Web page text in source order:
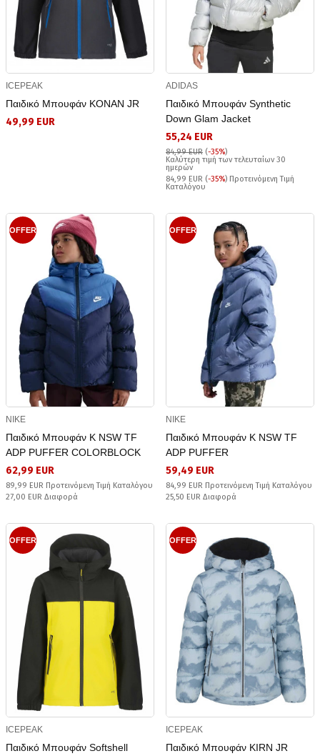
ICEPEAK
Παιδικό Μπουφάν KONAN JR
49,99 EUR
ADIDAS
Παιδικό Μπουφάν Synthetic
Down Glam Jacket
55,24 EUR
84,99 EUR (-35%)
Καλύτερη τιμή των τελευταίων 30
ημερών
84,99 EUR (-35%) Προτεινόμενη Τιμή
Καταλόγου
OFFER
NIKE
Παιδικό Μπουφάν K NSW TF
ADP PUFFER COLORBLOCK
62,99 EUR
89,99 EUR Προτεινόμενη Τιμή Καταλόγου
27,00 EUR Διαφορά
OFFER
NIKE
Παιδικό Μπουφάν K NSW TF
ADP PUFFER
59,49 EUR
84,99 EUR Προτεινόμενη Τιμή Καταλόγου
25,50 EUR Διαφορά
OFFER
ICEPEAK
Παιδικό Μπουφάν Softshell
OFFER
ICEPEAK
Παιδικό Μπουφάν KIRN JR